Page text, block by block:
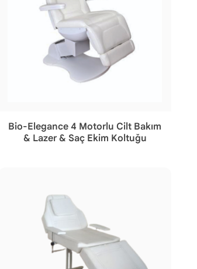
Bio-Elegance 4 Motorlu Cilt Bakım
& Lazer & Saç Ekim Koltuğu